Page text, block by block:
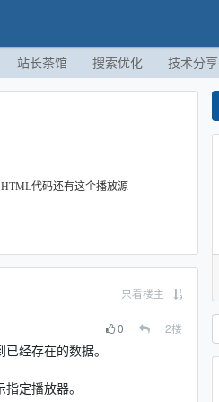
站长茶馆 搜索优化 技术分享
代码还有这个播放源
只看楼主
0 2楼
经存在的数据。
定播放器。